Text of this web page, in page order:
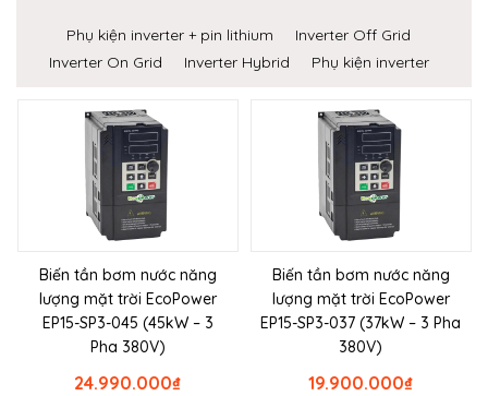
Phụ kiện inverter + pin lithium
Inverter Off Grid
Inverter On Grid
Inverter Hybrid Phụ kiện inverter
Biến tần bơm nước năng
lượng mặt trời EcoPower
EP15-SP3-045 (45kW – 3
Pha 380V)
₫
24.990.000
Biến tần bơm nước năng
lượng mặt trời EcoPower
EP15-SP3-037 (37kW – 3 Pha
380V)
₫
19.900.000